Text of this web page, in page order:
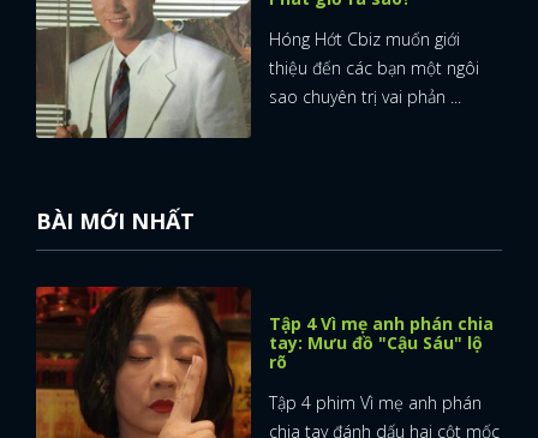
Hóng Hớt Cbiz muốn giới
thiệu đến các bạn một ngôi
sao chuyên trị vai phản ...
BÀI MỚI NHẤT
Tập 4 Vì mẹ anh phán chia
tay: Mưu đồ "Cậu Sáu" lộ
rõ
Tập 4 phim Vì mẹ anh phán
chia tay đánh dấu hai cột mốc